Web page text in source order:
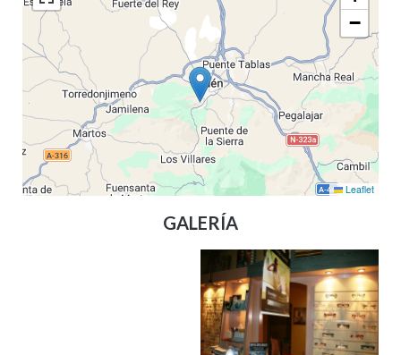
−
Leaflet
GALERÍA